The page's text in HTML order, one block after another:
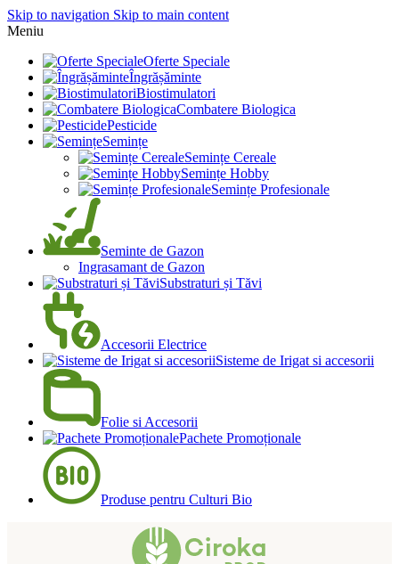
Skip to navigation Skip to main content
Meniu
Oferte Speciale
Îngrășăminte
Biostimulatori
Combatere Biologica
Pesticide
Semințe
Semințe Cereale
Semințe Hobby
Semințe Profesionale
Seminte de Gazon
Ingrasamant de Gazon
Substraturi și Tăvi
Accesorii Electrice
Sisteme de Irigat si accesorii
Folie si Accesorii
Pachete Promoționale
Produse pentru Culturi Bio